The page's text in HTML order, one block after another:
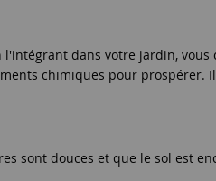
dans votre jardin,
chimiques pour prospérer.
sont douces et que le sol est